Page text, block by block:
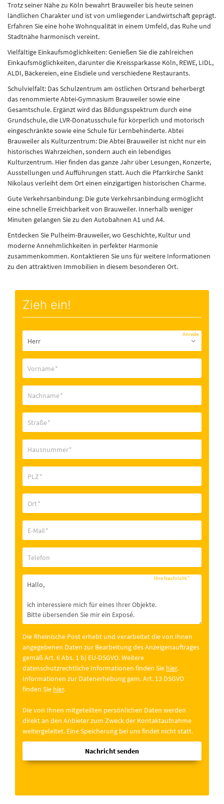
Trotz seiner Nähe zu Köln bewahrt Brauweiler bis heute seinen
ländlichen Charakter und ist von umliegender Landwirtschaft geprägt.
Erfahren Sie eine hohe Wohnqualität in einem Umfeld, das Ruhe und
Stadtnähe harmonisch vereint.
Vielfältige Einkaufsmöglichkeiten: Genießen Sie die zahlreichen
Einkaufsmöglichkeiten, darunter die Kreissparkasse Köln, REWE, LIDL,
ALDI, Bäckereien, eine Eisdiele und verschiedene Restaurants.
Schulvielfalt: Das Schulzentrum am östlichen Ortsrand beherbergt
das renommierte Abtei-Gymnasium Brauweiler sowie eine
Gesamtschule. Ergänzt wird das Bildungsspektrum durch eine
Grundschule, die LVR-Donatusschule für körperlich und motorisch
eingeschränkte sowie eine Schule für Lernbehinderte. Abtei
Brauweiler als Kulturzentrum: Die Abtei Brauweiler ist nicht nur ein
historisches Wahrzeichen, sondern auch ein lebendiges
Kulturzentrum. Hier finden das ganze Jahr über Lesungen, Konzerte,
Ausstellungen und Aufführungen statt. Auch die Pfarrkirche Sankt
Nikolaus verleiht dem Ort einen einzigartigen historischen Charme.
Gute Verkehrsanbindung: Die gute Verkehrsanbindung ermöglicht
eine schnelle Erreichbarkeit von Brauweiler. Innerhalb weniger
Minuten gelangen Sie zu den Autobahnen A1 und A4.
Entdecken Sie Pulheim-Brauweiler, wo Geschichte, Kultur und
moderne Annehmlichkeiten in perfekter Harmonie
zusammenkommen. Kontaktieren Sie uns für weitere Informationen
zu den attraktiven Immobilien in diesem besonderen Ort.
Zieh ein!
Anrede
Vorname*
Nachname*
Straße*
Hausnummer*
PLZ*
Ort*
E-Mail*
Telefon
Ihre Nachricht*
Die Rheinische Post erhebt und verarbeitet die von Ihnen
angegebenen Daten zur Bearbeitung des Anzeigenauftrages
gemäß Art. 6 Abs. 1 b) EU-DSGVO. Weitere
datenschutzrechtliche Informationen finden Sie hier.
Informationen zur Datenerhebung gem. Art. 13 DSGVO
finden Sie hier.
Die von Ihnen mitgeteilten persönlichen Daten werden
direkt an den Anbieter zum Zweck der Kontaktaufnahme
weitergeleitet. Eine Speicherung bei uns findet nicht statt.
Nachricht senden